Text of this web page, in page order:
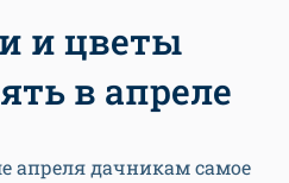
и цветы
в апреле
апреля дачникам самое